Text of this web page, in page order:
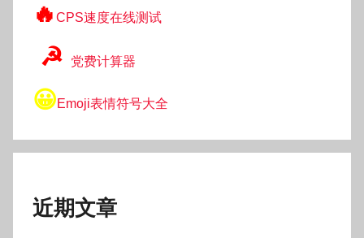
🔥 CPS速度在线测试
☭ 党费计算器
😀Emoji表情符号大全
近期文章